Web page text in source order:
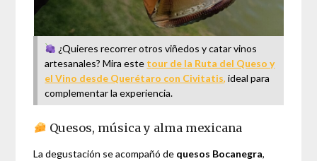
¿Quieres recorrer otros viñedos y catar vinos
artesanales? Mira este tour de la Ruta del Queso y
el Vino desde Querétaro con Civitatis, ideal para
complementar la experiencia.
Quesos, música y alma mexicana
La degustación se acompañó de quesos Bocanegra,